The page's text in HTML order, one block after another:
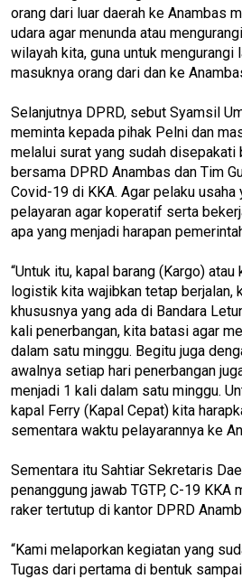
orang dari luar daerah ke Anambas
udara agar menunda atau
wilayah kita, guna untuk mengurangi
masuknya orang dari dan ke
Selanjutnya DPRD, sebut Syamsil
meminta kepada pihak Pelni dan
melalui surat yang sudah disepakati
bersama DPRD Anambas dan Tim
Covid-19 di KKA. Agar pelaku usaha
pelayaran agar koperatif serta
apa yang menjadi harapan
“Untuk itu, kapal barang (Kargo)
logistik kita wajibkan tetap berjalan,
khususnya yang ada di Bandara
kali penerbangan, kita batasi agar
dalam satu minggu. Begitu juga
awalnya setiap hari penerbangan
menjadi 1 kali dalam satu minggu.
kapal Ferry (Kapal Cepat) kita
sementara waktu pelayarannya ke
Sementara itu Sahtiar Sekretaris
penanggung jawab TGTP, C-19 KKA
raker tertutup di kantor DPRD
“Kami melaporkan kegiatan yang
Tugas dari pertama di bentuk